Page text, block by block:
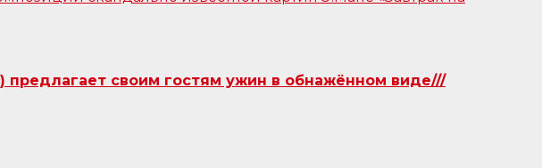
своим гостям ужин в обнажённом виде///